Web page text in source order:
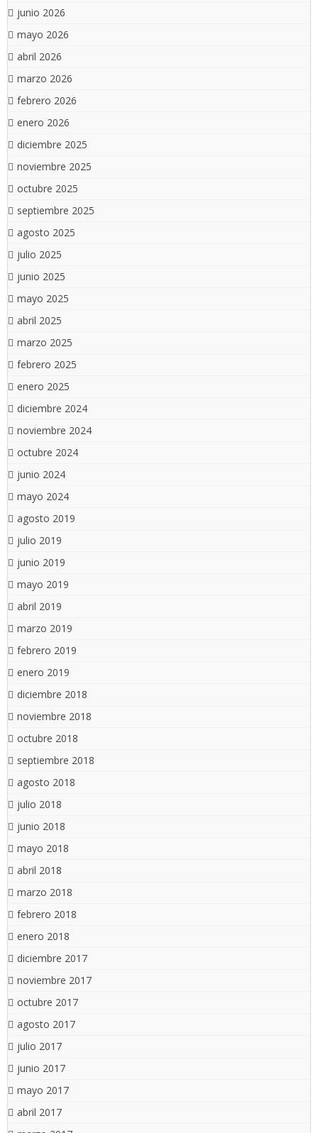
junio 2026
mayo 2026
abril 2026
marzo 2026
febrero 2026
enero 2026
diciembre 2025
noviembre 2025
octubre 2025
septiembre 2025
agosto 2025
julio 2025
junio 2025
mayo 2025
abril 2025
marzo 2025
febrero 2025
enero 2025
diciembre 2024
noviembre 2024
octubre 2024
junio 2024
mayo 2024
agosto 2019
julio 2019
junio 2019
mayo 2019
abril 2019
marzo 2019
febrero 2019
enero 2019
diciembre 2018
noviembre 2018
octubre 2018
septiembre 2018
agosto 2018
julio 2018
junio 2018
mayo 2018
abril 2018
marzo 2018
febrero 2018
enero 2018
diciembre 2017
noviembre 2017
octubre 2017
agosto 2017
julio 2017
junio 2017
mayo 2017
abril 2017